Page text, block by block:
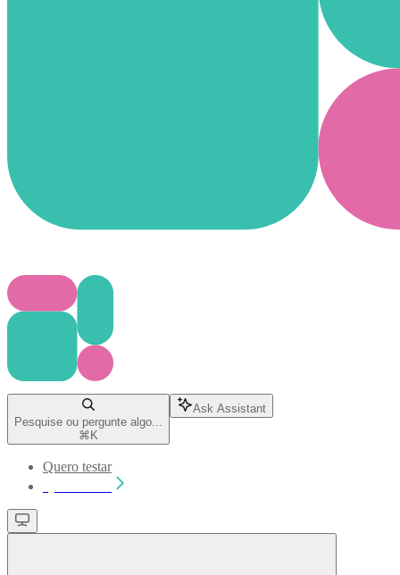
Pesquise ou pergunte algo...
⌘ K
Ask Assistant
Quero testar